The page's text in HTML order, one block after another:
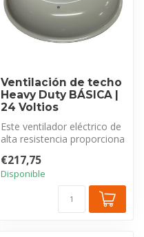
Ventilación de techo
Heavy Duty BÁSICA |
24 Voltios
Este ventilador eléctrico de
alta resistencia proporciona
€217,75
Disponible